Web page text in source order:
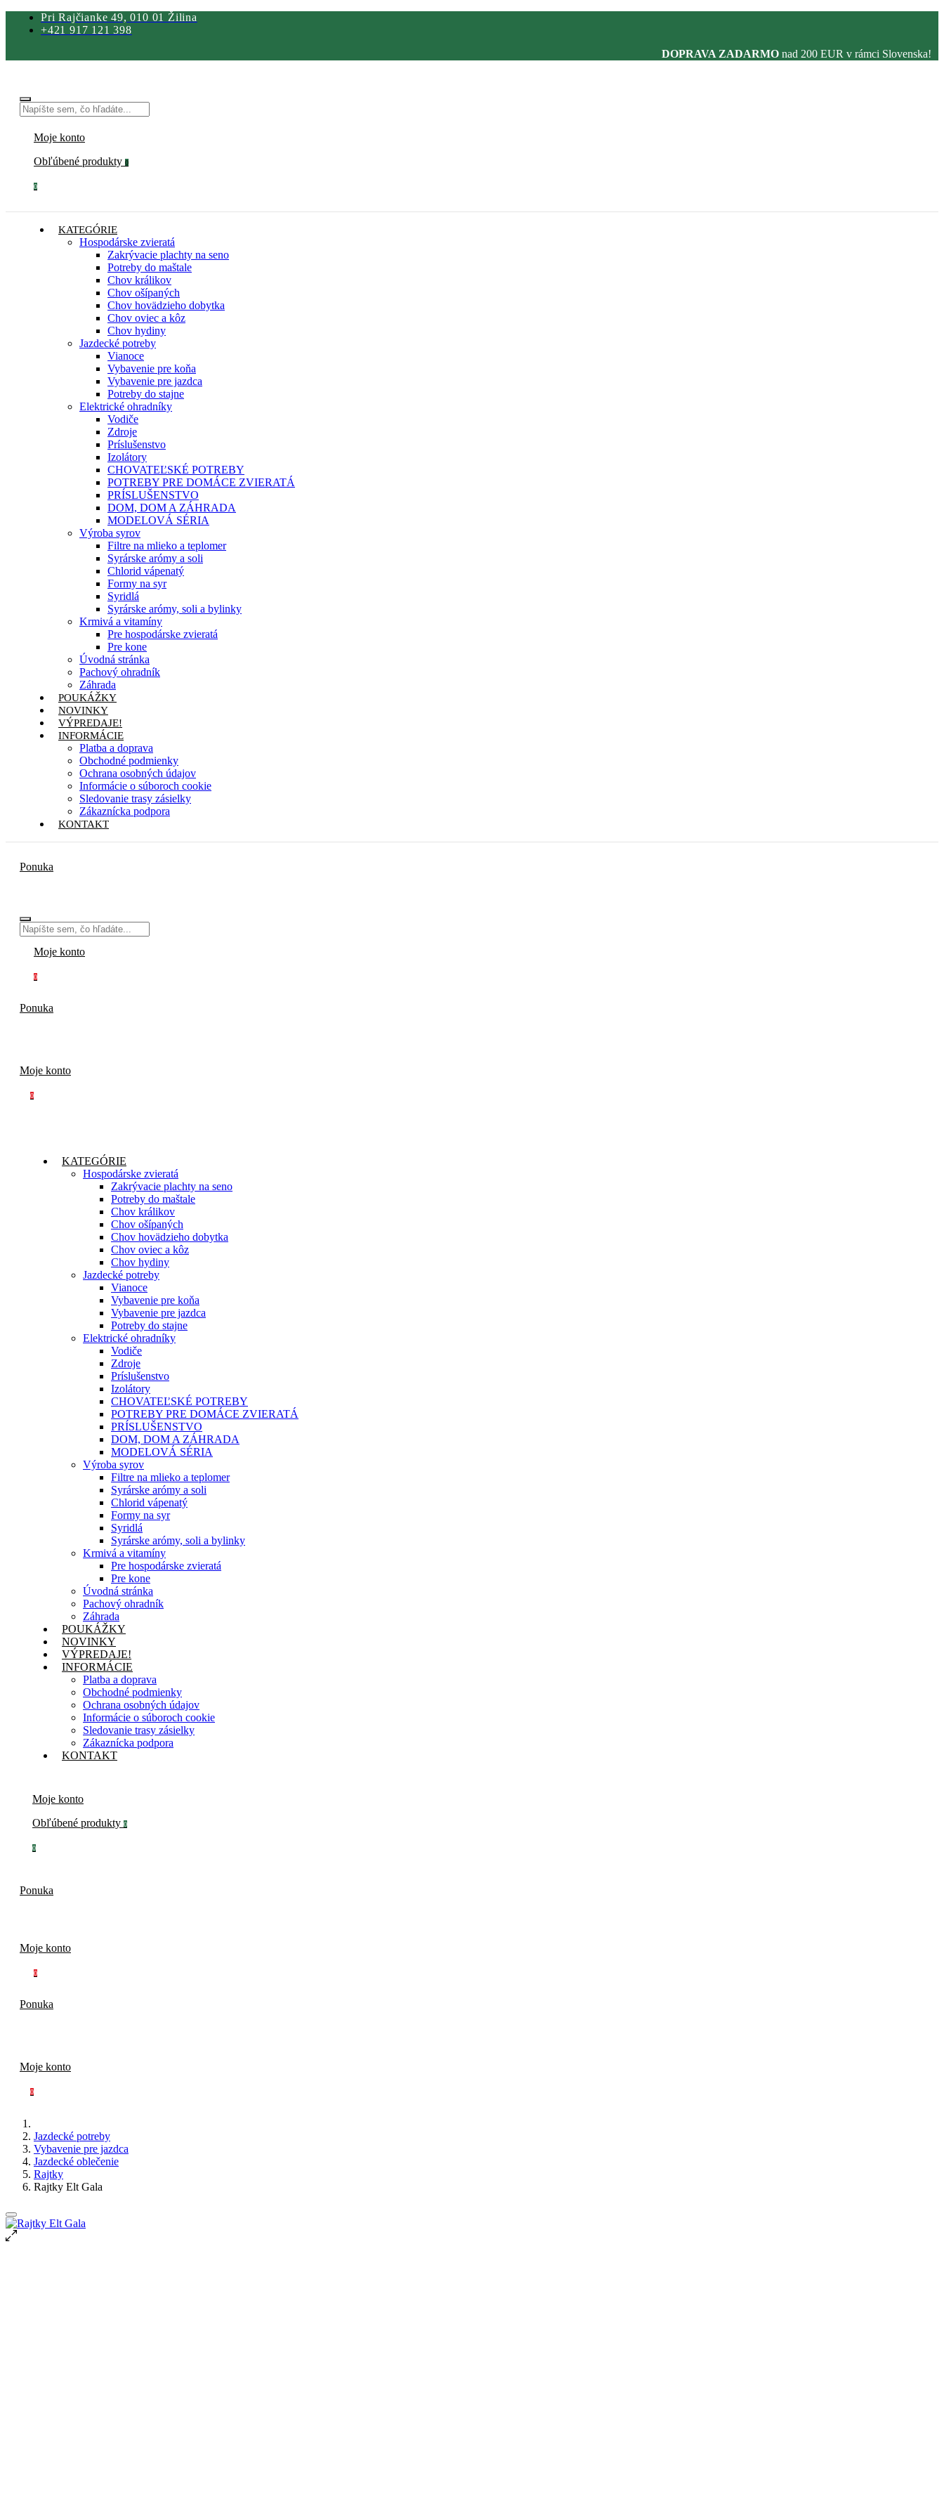
Pri Rajčianke 49, 010 01 Žilina
+421 917 121 398
DOPRAVA ZADARMO nad 200 EUR v rámci Slovenska!
Moje konto
Obľúbené produkty 0
0
KATEGÓRIE
Hospodárske zvieratá
Zakrývacie plachty na seno
Potreby do maštale
Chov králikov
Chov ošípaných
Chov hovädzieho dobytka
Chov oviec a kôz
Chov hydiny
Jazdecké potreby
Vianoce
Vybavenie pre koňa
Vybavenie pre jazdca
Potreby do stajne
Elektrické ohradníky
Vodiče
Zdroje
Príslušenstvo
Izolátory
CHOVATEĽSKÉ POTREBY
POTREBY PRE DOMÁCE ZVIERATÁ
PRÍSLUŠENSTVO
DOM, DOM A ZÁHRADA
MODELOVÁ SÉRIA
Výroba syrov
Filtre na mlieko a teplomer
Syrárske arómy a soli
Chlorid vápenatý
Formy na syr
Syridlá
Syrárske arómy, soli a bylinky
Krmivá a vitamíny
Pre hospodárske zvieratá
Pre kone
Úvodná stránka
Pachový ohradník
Záhrada
POUKÁŽKY
NOVINKY
VÝPREDAJE!
INFORMÁCIE
Platba a doprava
Obchodné podmienky
Ochrana osobných údajov
Informácie o súboroch cookie
Sledovanie trasy zásielky
Zákaznícka podpora
KONTAKT
Ponuka
Moje konto
0
Ponuka
Moje konto
0
KATEGÓRIE
Hospodárske zvieratá
Zakrývacie plachty na seno
Potreby do maštale
Chov králikov
Chov ošípaných
Chov hovädzieho dobytka
Chov oviec a kôz
Chov hydiny
Jazdecké potreby
Vianoce
Vybavenie pre koňa
Vybavenie pre jazdca
Potreby do stajne
Elektrické ohradníky
Vodiče
Zdroje
Príslušenstvo
Izolátory
CHOVATEĽSKÉ POTREBY
POTREBY PRE DOMÁCE ZVIERATÁ
PRÍSLUŠENSTVO
DOM, DOM A ZÁHRADA
MODELOVÁ SÉRIA
Výroba syrov
Filtre na mlieko a teplomer
Syrárske arómy a soli
Chlorid vápenatý
Formy na syr
Syridlá
Syrárske arómy, soli a bylinky
Krmivá a vitamíny
Pre hospodárske zvieratá
Pre kone
Úvodná stránka
Pachový ohradník
Záhrada
POUKÁŽKY
NOVINKY
VÝPREDAJE!
INFORMÁCIE
Platba a doprava
Obchodné podmienky
Ochrana osobných údajov
Informácie o súboroch cookie
Sledovanie trasy zásielky
Zákaznícka podpora
KONTAKT
Moje konto
Obľúbené produkty 0
0
Ponuka
Moje konto
0
Ponuka
Moje konto
0
Jazdecké potreby
Vybavenie pre jazdca
Jazdecké oblečenie
Rajtky
Rajtky Elt Gala